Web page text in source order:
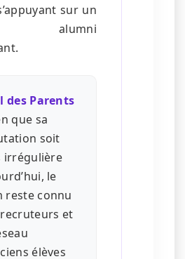
sur un
alumni
des Parents
que sa
soit
irrégulière
le
reste connu
et
élèves